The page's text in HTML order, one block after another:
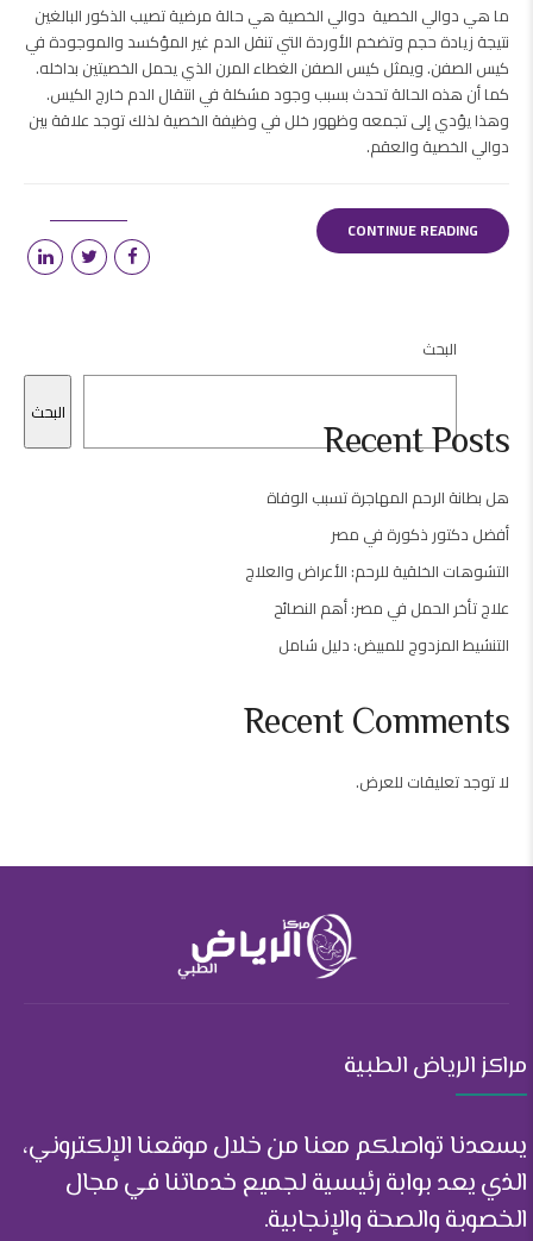
ما هي دوالي الخصية دوالي الخصية هي حالة مرضية تصيب الذكور البالغين
نتيجة زيادة حجم وتضخم الأوردة التي تنقل الدم غير المؤكسد والموجودة في
كيس الصفن. ويمثل كيس الصفن الغطاء المرن الذي يحمل الخصيتين بداخله.
كما أن هذه الحالة تحدث بسبب وجود مشكلة في انتقال الدم خارج الكيس.
وهذا يؤدي إلى تجمعه وظهور خلل في وظيفة الخصية لذلك توجد علاقة بين
دوالي الخصية والعقم.
CONTINUE READING
البحث
البحث
Recent Posts
هل بطانة الرحم المهاجرة تسبب الوفاة
أفضل دكتور ذكورة في مصر
التشوهات الخلقية للرحم: الأعراض والعلاج
علاج تأخر الحمل في مصر: أهم النصائح
التنشيط المزدوج للمبيض: دليل شامل
Recent Comments
لا توجد تعليقات للعرض.
مراكز الرياض الطبية
يسعدنا تواصلكم معنا من خلال موقعنا الإلكتروني،
الذي يعد بوابة رئيسية لجميع خدماتنا في مجال
الخصوبة والصحة والإنجابية.